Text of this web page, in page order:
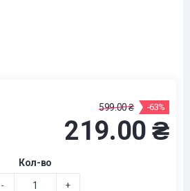
599.00 ₴ -63%
219.00 ₴
Кол-во
- +